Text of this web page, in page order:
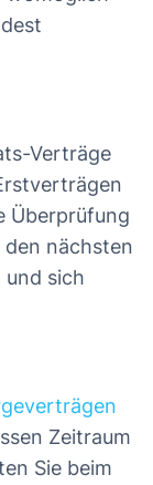
Verträge
Überprüfung
den nächsten
und sich
Zeitraum
Sie beim